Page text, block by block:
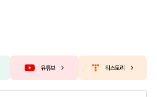
유튜브 티스토리